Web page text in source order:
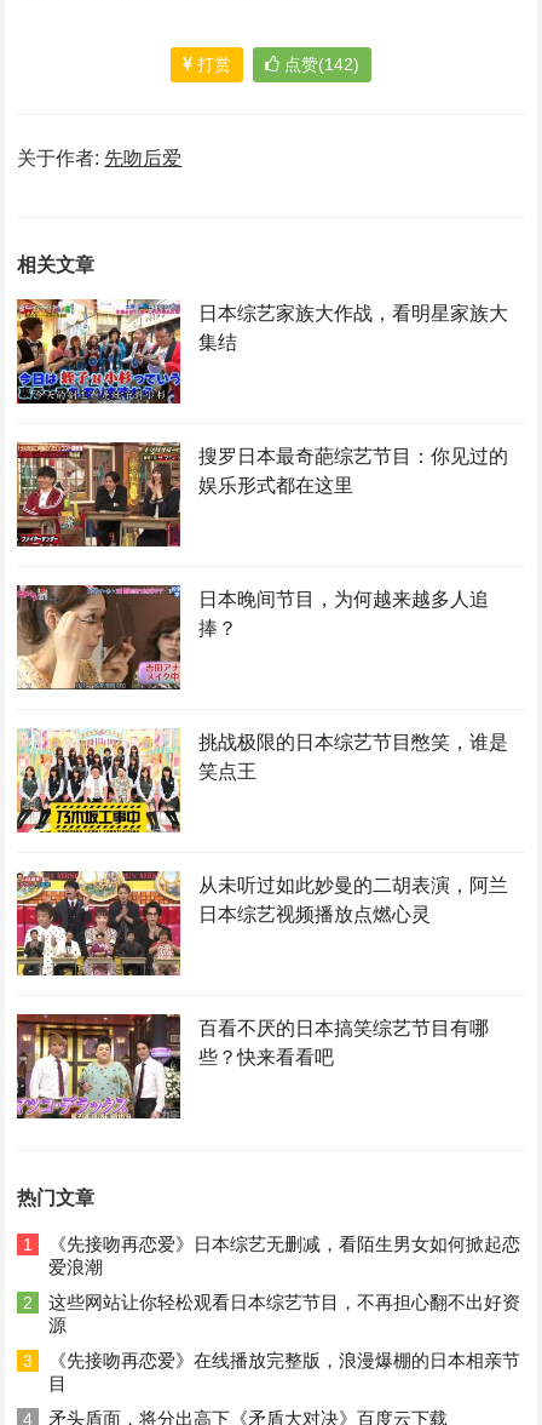
打赏 点赞(142)
关于作者: 先吻后爱
相关文章
日本综艺家族大作战，看明星家族大
集结
搜罗日本最奇葩综艺节目：你见过的
娱乐形式都在这里
日本晚间节目，为何越来越多人追
捧？
挑战极限的日本综艺节目憋笑，谁是
笑点王
从未听过如此妙曼的二胡表演，阿兰
日本综艺视频播放点燃心灵
百看不厌的日本搞笑综艺节目有哪
些？快来看看吧
热门文章
1
《先接吻再恋爱》日本综艺无删减，看陌生男女如何掀起恋
爱浪潮
2
这些网站让你轻松观看日本综艺节目，不再担心翻不出好资
源
3
《先接吻再恋爱》在线播放完整版，浪漫爆棚的日本相亲节
目
4 矛头盾面，将分出高下《矛盾大对决》百度云下载